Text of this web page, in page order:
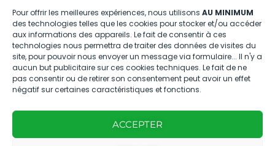
Pour offrir les meilleures expériences, nous utilisons AU MINIMUM
des technologies telles que les cookies pour stocker et/ou accéder
aux informations des appareils. Le fait de consentir à ces
technologies nous permettra de traiter des données de visites du
site, pour pouvoir nous envoyer un message via formulaire... Il n'y a
aucun but publicitaire sur ces cookies techniques. Le fait de ne
pas consentir ou de retirer son consentement peut avoir un effet
négatif sur certaines caractéristiques et fonctions.
ACCEPTER
Kit média Bleu Tomate
Nous suivre
Avec